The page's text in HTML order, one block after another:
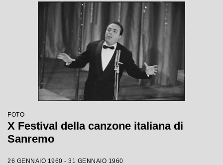
FOTO
X Festival della canzone italiana di
Sanremo
26 GENNAIO 1960 - 31 GENNAIO 1960